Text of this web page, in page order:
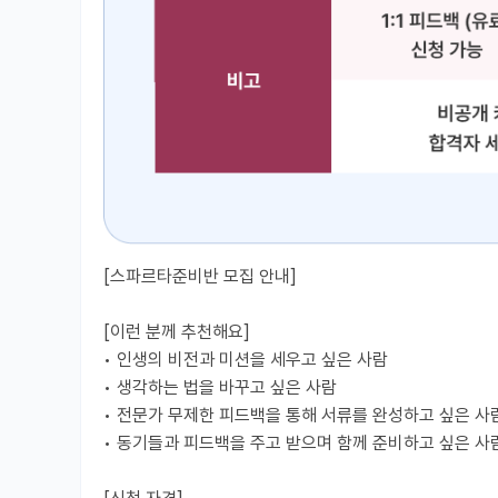
[스파르타준비반 모집 안내]
[이런 분께 추천해요]
• 인생의 비전과 미션을 세우고 싶은 사람
• 생각하는 법을 바꾸고 싶은 사람
• 전문가 무제한 피드백을 통해 서류를 완성하고 싶은 사
• 동기들과 피드백을 주고 받으며 함께 준비하고 싶은 사